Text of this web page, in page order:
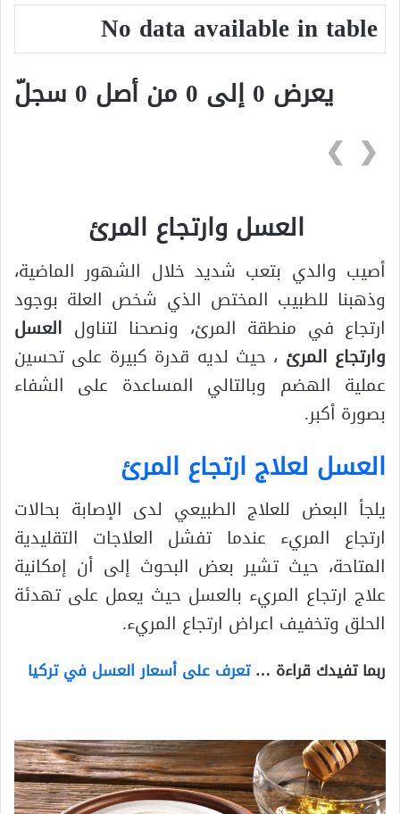
No data available in table
يعرض 0 إلى 0 من أصل 0 سجلّ
❮
❯
العسل وارتجاع المرئ
أصيب والدي بتعب شديد خلال الشهور الماضية،
وذهبنا للطبيب المختص الذي شخص العلة بوجود
ارتجاع في منطقة المرئ، ونصحنا لتناول العسل
وارتجاع المرئ ، حيث لديه قدرة كبيرة على تحسين
عملية الهضم وبالتالي المساعدة على الشفاء
بصورة أكبر.
العسل لعلاج ارتجاع المرئ
يلجأ البعض للعلاج الطبيعي لدى الإصابة بحالات
ارتجاع المريء عندما تفشل العلاجات التقليدية
المتاحة، حيث تشير بعض البحوث إلى أن إمكانية
علاج ارتجاع المريء بالعسل حيث يعمل على تهدئة
الحلق وتخفيف اعراض ارتجاع المريء.
ربما تفيدك قراءة …تعرف على أسعار العسل في تركيا